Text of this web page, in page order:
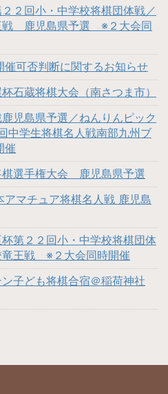
２回小・中学校将棋団体戦／
戦 鹿児島県予選 ※２大会同
催可否判断に関するお知らせ
石蔵将棋大会（南さつま市）
児島県予選／ねんりんピック
中学生将棋名人戦南部九州ブ
催
棋選手権大会 鹿児島県予選
アマチュア将棋名人戦 鹿児島
杯第２２回小・中学校将棋団体
竜王戦 ※２大会同時開催
ン子ども将棋合宿＠稲荷神社